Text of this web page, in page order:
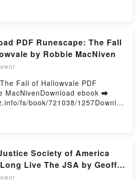
Florence de Montesquieu,
de la graphothérapie - Bilan
de Montesquieu, Chantal
Revol Kindle, La rééducation
et de l'adolescent - Pratique
- Bilan et rééducation Florence
Thoulon-Page, Olivier
rééducation de l'écriture de
et rééducation Florence de
Betty NeelsA Christmas
Romance Betty Neels
Romance Betty Neels VK, A
Betty Neels Kindle, A Christmas
Epub VK, A Christmas
Free DownloadPowered by
PDF Runescape: The Fall
by Robbie MacNiven
Fall of Hallowvale PDF
MacNivenDownload ebook ➡
fs/book/721038/1257Downloa
Mobi) by Robbie
Runescape: The Fall of
Read Online,
of Hallowvale Robbie MacNiven
Society of America
Live The JSA by Geoff
Janin